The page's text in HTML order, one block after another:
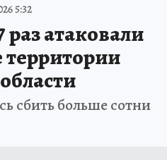
5:32
раз атаковали
сбить больше сотни